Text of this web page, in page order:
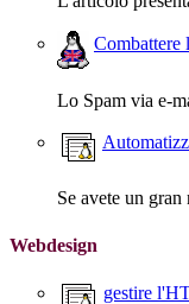
Combattere
Lo Spam via e-
Se avete un
Webdesign
gestire